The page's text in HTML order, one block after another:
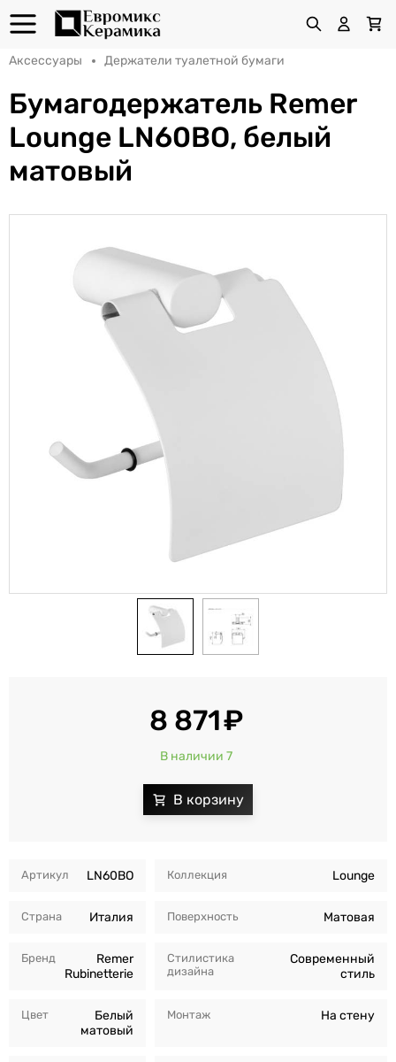
Аксессуары Держатели туалетной бумаги
Бумагодержатель Remer
Lounge LN60BO, белый
матовый
Артикул LN60BO
Страна Италия
Бренд
Remer
Rubinetterie
Цвет
Белый
матовый
Коллекция Lounge
Поверхность Матовая
Стилистика
дизайна
Современный
стиль
Монтаж На стену
8 871
В наличии 7